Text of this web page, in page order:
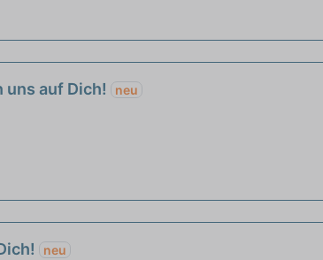
auf Dich! neu
neu